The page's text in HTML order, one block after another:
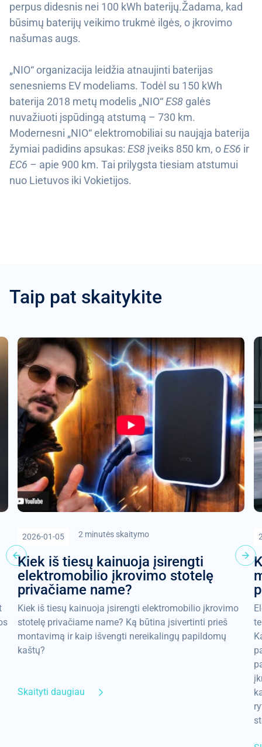
perpus didesnis nei 100 kWh baterijų.Žadama, kad
būsimų baterijų veikimo trukmė ilgės, o įkrovimo
našumas augs.
„NIO“ organizacija leidžia atnaujinti baterijas
senesniems EV modeliams. Todėl su 150 kWh
baterija 2018 metų modelis „NIO“ES8 galės
nuvažiuoti įspūdingą atstumą – 730 km.
Modernesni „NIO“ elektromobiliai su naująja baterija
žymiai padidins apsukas: ES8 įveiks 850 km, oES6 ir
EC6 – apie 900 km. Tai prilygsta tiesiam atstumui
nuo Lietuvos iki Vokietijos.
Taip pat skaitykite
2026-01-05 2 minutės skaitymo
Kiek iš tiesų kainuoja įsirengti
elektromobilio įkrovimo stotelę
privačiame name?
Kiek iš tiesų kainuoja įsirengti elektromobilio įkrovimo
stotelę privačiame name? Ką būtina įsivertinti prieš
montavimą ir kaip išvengti nereikalingų papildomų
kaštų?
Skaityti daugiau